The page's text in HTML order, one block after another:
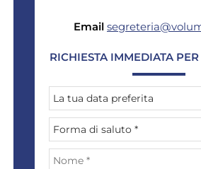
Email
RICHIESTA IMMEDIATA